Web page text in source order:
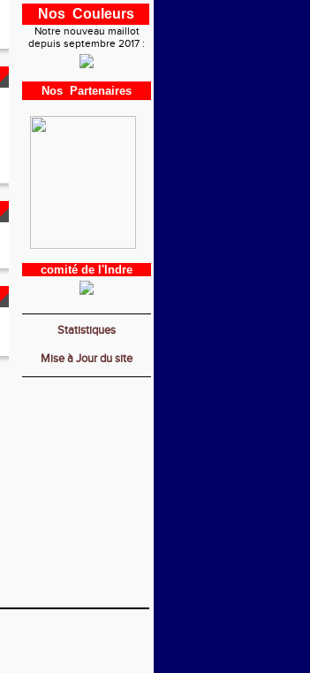
Nos Couleurs
Notre nouveau maillot
depuis septembre 2017 :
Nos Partenaires
comité de l'Indre
Statistiques
Mise à Jour du site